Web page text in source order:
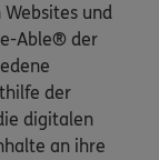
und
Able® der
der
digitalen
an ihre